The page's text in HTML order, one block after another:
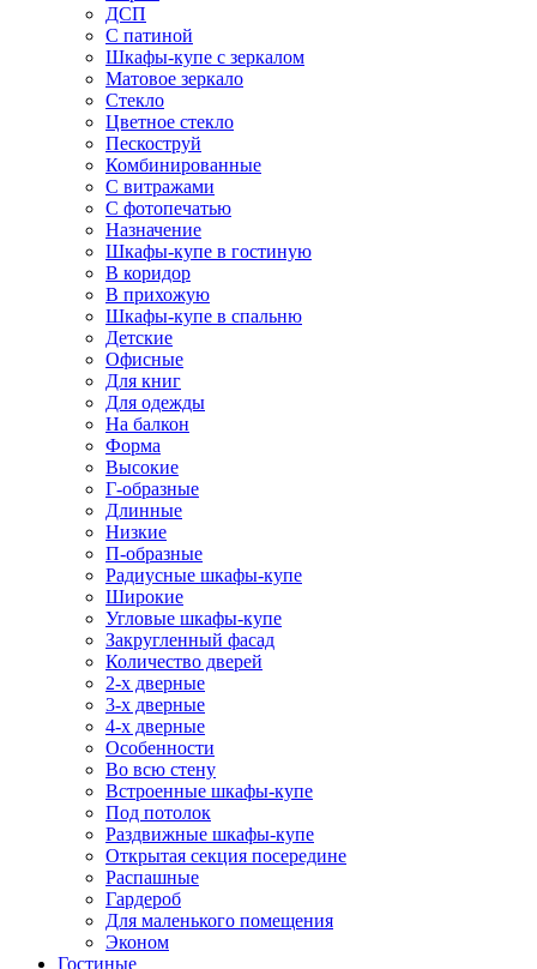
ДСП
С патиной
Шкафы-купе с зеркалом
Матовое зеркало
Стекло
Цветное стекло
Пескоструй
Комбинированные
С витражами
С фотопечатью
Назначение
Шкафы-купе в гостиную
В коридор
В прихожую
Шкафы-купе в спальню
Детские
Офисные
Для книг
Для одежды
На балкон
Форма
Высокие
Г-образные
Длинные
Низкие
П-образные
Радиусные шкафы-купе
Широкие
Угловые шкафы-купе
Закругленный фасад
Количество дверей
2-х дверные
3-х дверные
4-х дверные
Особенности
Во всю стену
Встроенные шкафы-купе
Под потолок
Раздвижные шкафы-купе
Открытая секция посередине
Распашные
Гардероб
Для маленького помещения
Эконом
Гостиные